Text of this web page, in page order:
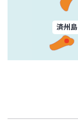
済州島